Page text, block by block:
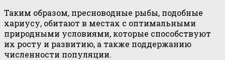
Таким образом, пресноводные рыбы, подобные
хариусу, обитают в местах с оптимальными
природными условиями, которые способствуют
их росту и развитию, а также поддержанию
численности популяции.